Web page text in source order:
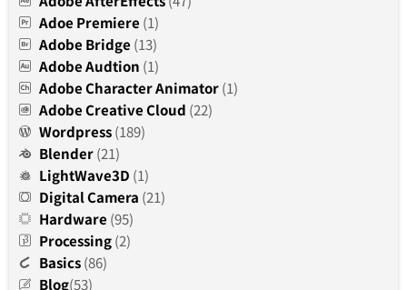
Adoe Premiere (1)
Adobe Bridge (13)
Adobe Audtion (1)
Adobe Character Animator(1)
Adobe Creative Cloud (22)
Wordpress(189)
Blender(21)
LightWave3D (1)
Digital Camera (21)
Hardware (95)
Processing(2)
Basics(86)
Blog(53)